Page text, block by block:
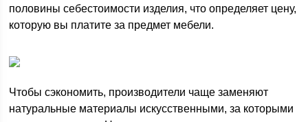
половины себестоимости изделия, что определяет цену,
которую вы платите за предмет мебели.
Чтобы сэкономить, производители чаще заменяют
натуральные материалы искусственными, за которыми